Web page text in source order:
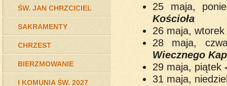
ŚW. JAN CHRZCICIEL
SAKRAMENTY
CHRZEST
BIERZMOWANIE
I KOMUNIA ŚW. 2027
25 maja,
Kościoła
26 maja, wtorek
28 maja,
Wiecznego
29 maja, piątek
31 maja,